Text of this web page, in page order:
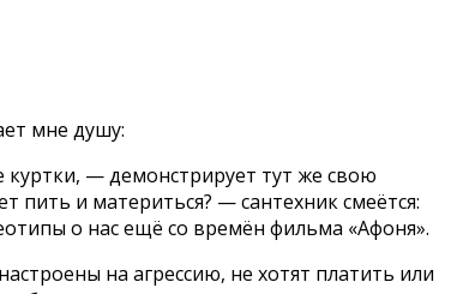
мне душу:
— демонстрирует тут же свою
пить и материться? — сантехник смеётся:
о нас ещё со времён фильма «Афоня».
на агрессию, не хотят платить или